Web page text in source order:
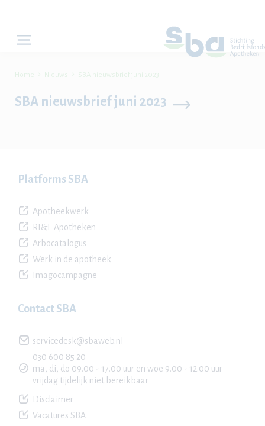
Home Nieuws SBA nieuwsbrief juni 2023
SBA nieuwsbrief juni 2023
Platforms SBA
Apotheekwerk
RI&E Apotheken
Arbocatalogus
Werk in de apotheek
Imagocampagne
Contact SBA
servicedesk@sbaweb.nl
030 600 85 20
ma, di, do 09.00 - 17.00 uur en woe 9.00 - 12.00 uur
vrijdag tijdelijk niet bereikbaar
Disclaimer
Vacatures SBA